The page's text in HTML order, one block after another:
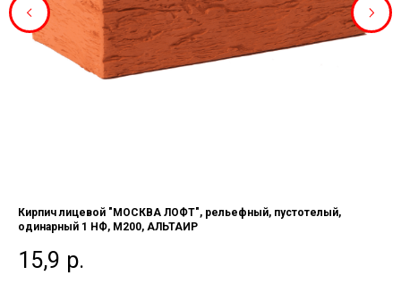
Кирпич лицевой "МОСКВА ЛОФТ", рельефный, пустотелый,
одинарный 1 НФ, М200, АЛЬТАИР
15,9 р.